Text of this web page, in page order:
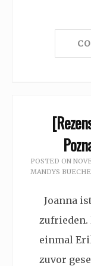
POSTED ON
MANDYS
Joanna
zufrieden.
einmal
zuvor